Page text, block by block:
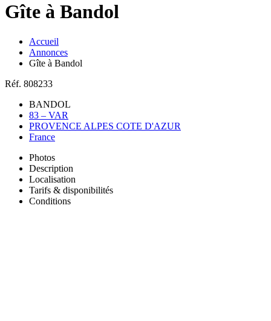
Gîte à Bandol
Accueil
Annonces
Gîte à Bandol
Réf. 808233
BANDOL
83 – VAR
PROVENCE ALPES COTE D'AZUR
France
Photos
Description
Localisation
Tarifs & disponibilités
Conditions